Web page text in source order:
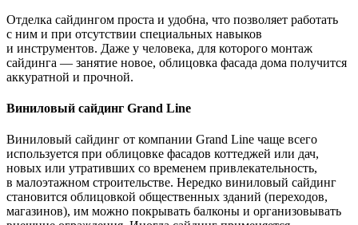
Отделка сайдингом проста и удобна, что позволяет работать
с ним и при отсутствии специальных навыков
и инструментов. Даже у человека, для которого монтаж
сайдинга — занятие новое, облицовка фасада дома получится
аккуратной и прочной.
Виниловый сайдинг Grand Line
Виниловый сайдинг от компании Grand Line чаще всего
используется при облицовке фасадов коттеджей или дач,
новых или утративших со временем привлекательность,
в малоэтажном строительстве. Нередко виниловый сайдинг
становится облицовкой общественных зданий (переходов,
магазинов), им можно покрывать балконы и организовывать